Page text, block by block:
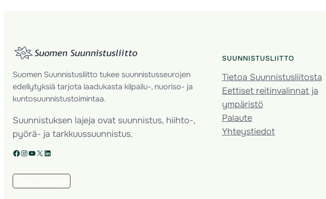
Suomen Suunnistusliitto tukee suunnistusseurojen
edellytyksiä tarjota laadukasta kilpailu-, nuoriso- ja
kuntosuunnistustoimintaa.
Suunnistuksen lajeja ovat suunnistus, hiihto-,
pyörä- ja tarkkuussuunnistus.
Facebook Instagram YouTube X LinkedIn
SUUNNISTUSLIITTO
Tietoa Suunnistusliitosta
Eettiset reitinvalinnat ja
ympäristö
Palaute
Yhteystiedot